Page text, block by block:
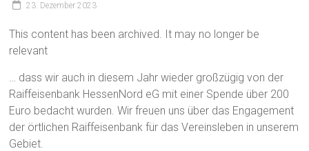
Gemeinde
23. Dezember 2023
This content has been archived. It may no longer be
relevant
… dass wir auch in diesem Jahr wieder großzügig von der
Raiffeisenbank HessenNord eG mit einer Spende über 200
Euro bedacht wurden. Wir freuen uns über das Engagement
der örtlichen Raiffeisenbank für das Vereinsleben in unserem
Gebiet.